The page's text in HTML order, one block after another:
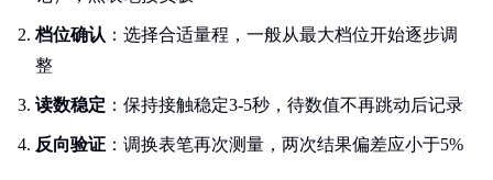
档位确认 ：选择合适量程，一般从最大档位开始逐步调
整
读数稳定 ：保持接触稳定3-5秒，待数值不再跳动后记录
反向验证 ：调换表笔再次测量，两次结果偏差应小于5%